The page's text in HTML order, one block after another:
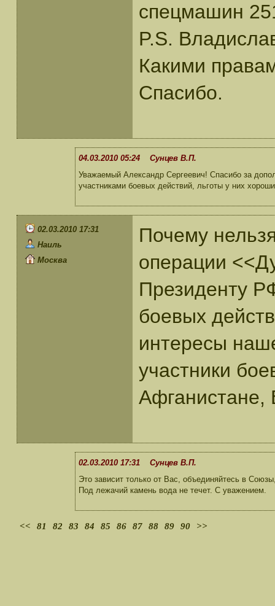
спецмашин
P.S.
Какими
Спасибо.
04.03.2010 05:24 Сунцев В.П.
Уважаемый Александр Сергеевич! Спасибо за
участниками боевых действий, льготы у них
02.03.2010 17:31
Наиль
Москва
Почему
операции
Президенту
боевых
интересы
участники
Афганистане,
02.03.2010 17:31 Сунцев В.П.
Это зависит только от Вас, объединяйтесь в
Под лежачий камень вода не течет. С уважением.
<< 81 82 83 84 85 86 87 88 89 90 >>